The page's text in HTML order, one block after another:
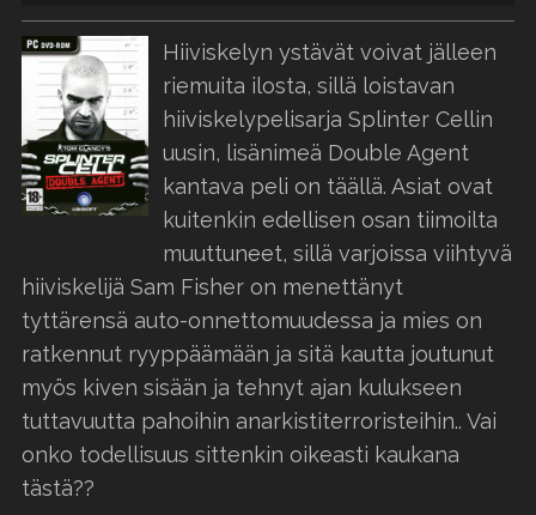
Hiiviskelyn ystävät voivat jälleen
riemuita ilosta, sillä loistavan
hiiviskelypelisarja Splinter Cellin
uusin, lisänimeä Double Agent
kantava peli on täällä. Asiat ovat
kuitenkin edellisen osan tiimoilta
muuttuneet, sillä varjoissa viihtyvä
hiiviskelijä Sam Fisher on menettänyt
tyttärensä auto-onnettomuudessa ja mies on
ratkennut ryyppäämään ja sitä kautta joutunut
myös kiven sisään ja tehnyt ajan kulukseen
tuttavuutta pahoihin anarkistiterroristeihin.. Vai
onko todellisuus sittenkin oikeasti kaukana
tästä??